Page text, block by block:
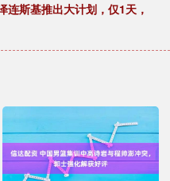
连斯基推出大计划，仅1天，